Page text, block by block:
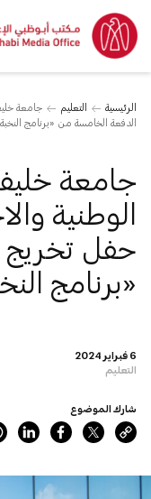
الرئيسية التعليم
جامعة
الدفعة الخامسة من «برنامج
6 فبراير 2024
التعليم
جامعة
الوطنية
حفل تخريج
«برنامج
شارك الموضوع